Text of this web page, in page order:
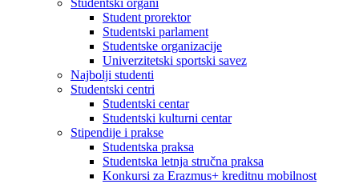
Student prorektor
Studentski parlament
Studentske organizacije
Univerzitetski sportski savez
Najbolji studenti
Studentski centri
Studentski centar
Studentski kulturni centar
Stipendije i prakse
Studentska praksa
Studentska letnja stručna praksa
Konkursi za Erazmus+ kreditnu mobilnost